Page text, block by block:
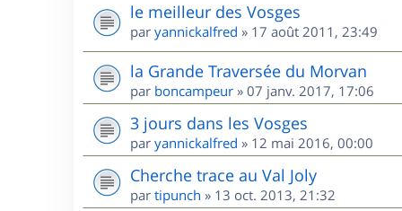
le meilleur des Vosges
par yannickalfred » 17 août 2011, 23:49
la Grande Traversée du Morvan
par boncampeur » 07 janv. 2017, 17:06
3 jours dans les Vosges
par yannickalfred » 12 mai 2016, 00:00
Cherche trace au Val Joly
par tipunch » 13 oct. 2013, 21:32